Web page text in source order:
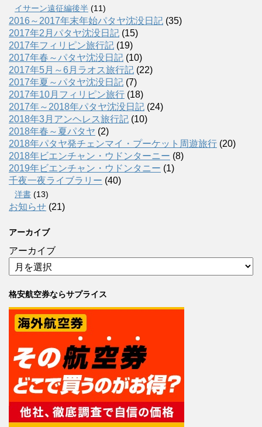
イサーン遠征編後半 (11)
2016～2017年末年始パタヤ沈没日記 (35)
2017年2月パタヤ沈没日記 (15)
2017年フィリピン旅行記 (19)
2017年春～パタヤ沈没日記 (10)
2017年5月～6月ラオス旅行記 (22)
2017年夏～パタヤ沈没日記 (7)
2017年10月フィリピン旅行 (18)
2017年～2018年パタヤ沈没日記 (24)
2018年3月アンヘレス旅行記 (10)
2018年春～夏パタヤ (2)
2018年パタヤ発チェンマイ・プーケット周遊旅行 (20)
2018年ビエンチャン・ウドンターニー (8)
2019年ビエンチャン・ウドンタニー (1)
千夜一夜ライブラリー (40)
洋書 (13)
お知らせ (21)
アーカイブ
アーカイブ
格安航空券ならサプライス